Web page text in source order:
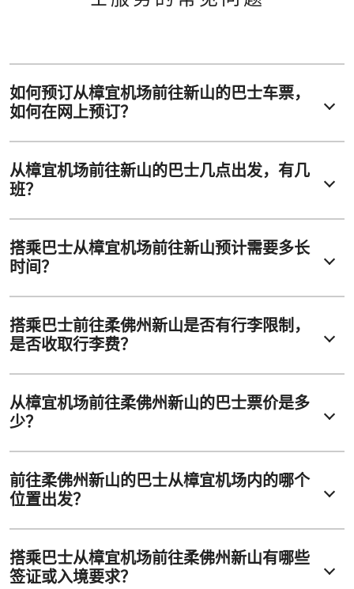
如何预订从樟宜机场前往新山的巴士车票，
如何在网上预订？
从樟宜机场前往新山的巴士几点出发，有几
班？
搭乘巴士从樟宜机场前往新山预计需要多长
时间？
搭乘巴士前往柔佛州新山是否有行李限制，
是否收取行李费？
从樟宜机场前往柔佛州新山的巴士票价是多
少？
前往柔佛州新山的巴士从樟宜机场内的哪个
位置出发？
搭乘巴士从樟宜机场前往柔佛州新山有哪些
签证或入境要求？